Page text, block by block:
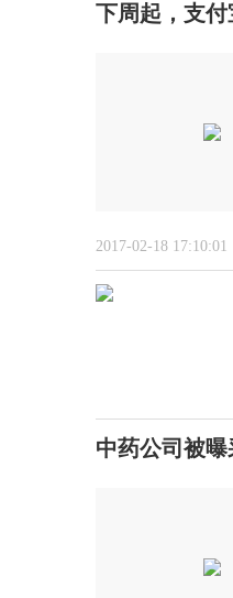
下周起，支
2017-02-18 17:10:01
中药公司被